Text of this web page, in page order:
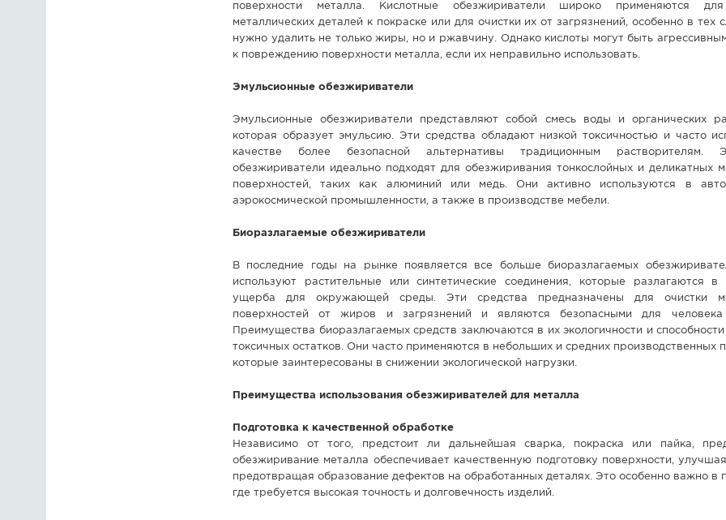
поверхности металла. Кислотные обезжириватели широко применяются для
металлических деталей к покраске или для очистки их от загрязнений, особенно в тех
нужно удалить не только жиры, но и ржавчину. Однако кислоты могут быть
к повреждению поверхности металла, если их неправильно использовать.
Эмульсионные обезжириватели
Эмульсионные обезжириватели представляют собой смесь воды и органических
которая образует эмульсию. Эти средства обладают низкой токсичностью и часто
качестве более безопасной альтернативы традиционным растворителям.
обезжириватели идеально подходят для обезжиривания тонкослойных и деликатных
поверхностей, таких как алюминий или медь. Они активно используются в
аэрокосмической промышленности, а также в производстве мебели.
Биоразлагаемые обезжириватели
В последние годы на рынке появляется все больше биоразлагаемых
используют растительные или синтетические соединения, которые разлагаются
ущерба для окружающей среды. Эти средства предназначены для очистки
поверхностей от жиров и загрязнений и являются безопасными для
Преимущества биоразлагаемых средств заключаются в их экологичности и способности
токсичных остатков. Они часто применяются в небольших и средних производственных
которые заинтересованы в снижении экологической нагрузки.
Преимущества использования обезжиривателей для металла
Подготовка к качественной обработке
Независимо от того, предстоит ли дальнейшая сварка, покраска или пайка,
обезжиривание металла обеспечивает качественную подготовку поверхности,
предотвращая образование дефектов на обработанных деталях. Это особенно важно в
где требуется высокая точность и долговечность изделий.